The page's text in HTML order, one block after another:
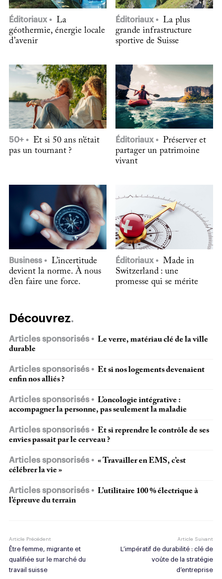
Éditoriaux
La
géothermie, énergie locale
d’avenir
Éditoriaux
La plus
grande infrastructure
sportive de Suisse
50+
Et si 50 ans n’était
pas un tournant ?
Éditoriaux
Préserver et
partager un patrimoine
vivant
Business
L’incertitude
devient la norme. À nous
d’en faire une force.
Éditoriaux
Made in
Switzerland : une
promesse qui se mérite
Découvrez
Articles sponsorisés
Le verre, matériau clé de la ville
durable
Articles sponsorisés
Et si nos logements devenaient
enfin nos alliés ?
Articles sponsorisés
L’oncologie intégrative :
accompagner la personne, pas seulement la maladie
Articles sponsorisés
Et si reprendre le contrôle de ses
envies passait par le cerveau ?
Articles sponsorisés
« Travailler en EMS, c’est
célébrer la vie »
Articles sponsorisés
L’utilitaire 100 % électrique à
l’épreuve du terrain
Article Précédent
Être femme, migrante et
qualifiée sur le marché du
travail suisse
Article Suivant
L’impératif de durabilité : clé de
voûte de la stratégie
d’entreprise